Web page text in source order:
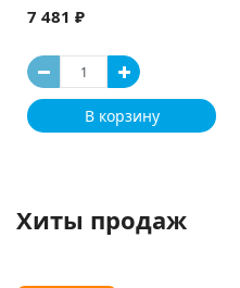
7 481 ₽
В корзину
Хиты продаж